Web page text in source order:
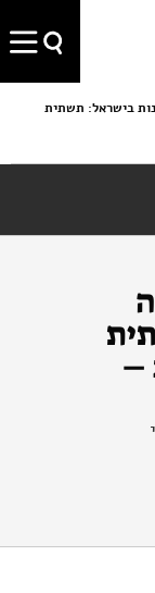
בישראל: תשתית
נתונים השוואתית 2019 –